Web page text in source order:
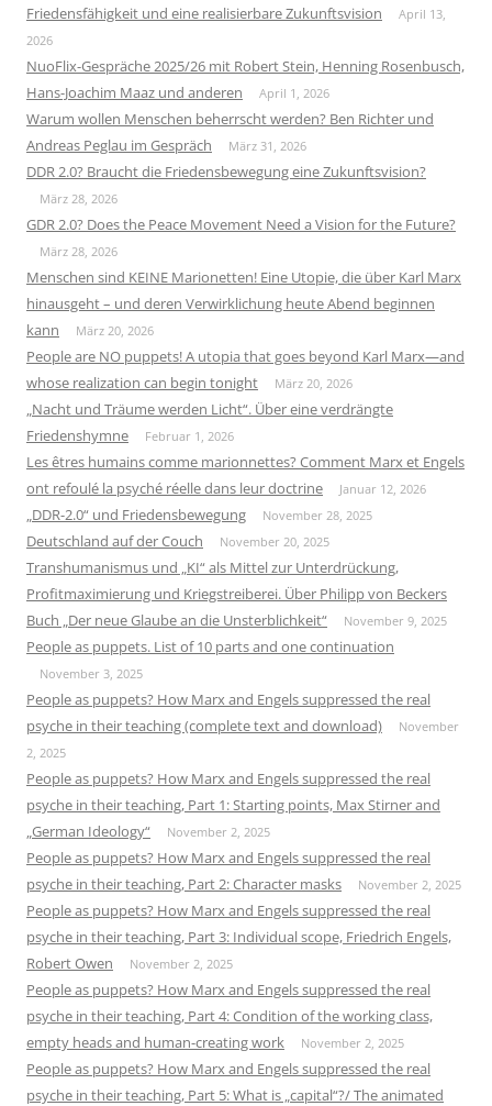
Friedensfähigkeit und eine realisierbare Zukunftsvision
April 13,
2026
NuoFlix-Gespräche 2025/26 mit Robert Stein, Henning Rosenbusch,
Hans-Joachim Maaz und anderen
April 1, 2026
Warum wollen Menschen beherrscht werden? Ben Richter und
Andreas Peglau im Gespräch
März 31, 2026
DDR 2.0? Braucht die Friedensbewegung eine Zukunftsvision?
März 28, 2026
GDR 2.0? Does the Peace Movement Need a Vision for the Future?
März 28, 2026
Menschen sind KEINE Marionetten! Eine Utopie, die über Karl Marx
hinausgeht – und deren Verwirklichung heute Abend beginnen
kann
März 20, 2026
People are NO puppets! A utopia that goes beyond Karl Marx—and
whose realization can begin tonight
März 20, 2026
„Nacht und Träume werden Licht“. Über eine verdrängte
Friedenshymne
Februar 1, 2026
Les êtres humains comme marionnettes? Comment Marx et Engels
ont refoulé la psyché réelle dans leur doctrine
Januar 12, 2026
„DDR-2.0“ und Friedensbewegung November 28, 2025
Deutschland auf der Couch November 20, 2025
Transhumanismus und „KI“ als Mittel zur Unterdrückung,
Profitmaximierung und Kriegstreiberei. Über Philipp von Beckers
Buch „Der neue Glaube an die Unsterblichkeit“
November 9, 2025
People as puppets. List of 10 parts and one continuation
November 3, 2025
People as puppets? How Marx and Engels suppressed the real
psyche in their teaching (complete text and download)
November
2, 2025
People as puppets? How Marx and Engels suppressed the real
psyche in their teaching, Part 1: Starting points, Max Stirner and
„German Ideology“
November 2, 2025
People as puppets? How Marx and Engels suppressed the real
psyche in their teaching, Part 2: Character masks
November 2, 2025
People as puppets? How Marx and Engels suppressed the real
psyche in their teaching, Part 3: Individual scope, Friedrich Engels,
Robert Owen
November 2, 2025
People as puppets? How Marx and Engels suppressed the real
psyche in their teaching, Part 4: Condition of the working class,
empty heads and human-creating work
November 2, 2025
People as puppets? How Marx and Engels suppressed the real
psyche in their teaching, Part 5: What is „capital“?/ The animated